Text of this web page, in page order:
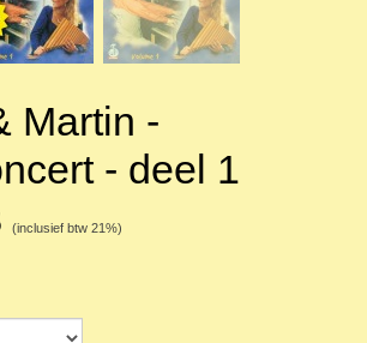
Martin -
- deel 1
(inclusief btw 21%)